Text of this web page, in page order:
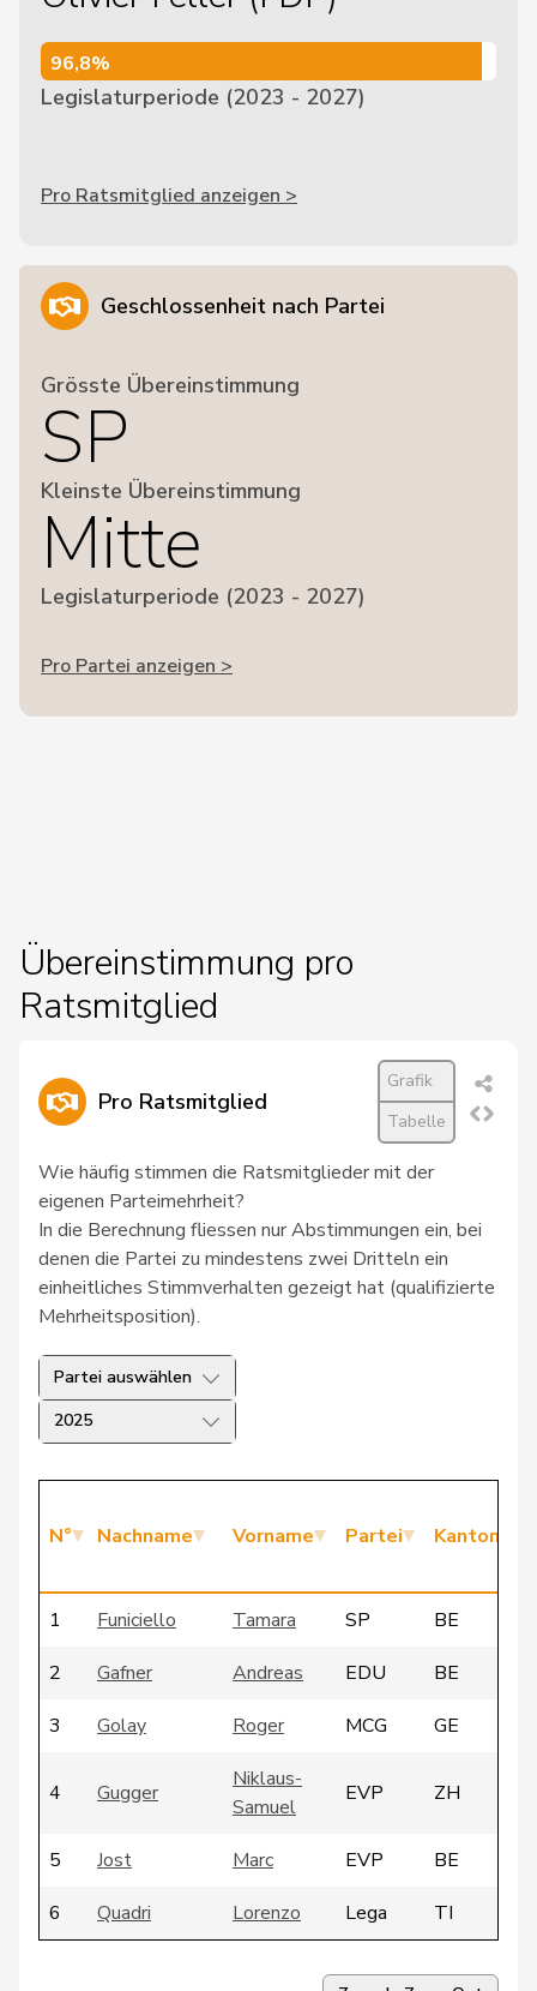
96,8%
96,8%
Legislaturperiode (2023 - 2027)
Pro Ratsmitglied anzeigen >
Geschlossenheit nach Partei
Grösste Übereinstimmung
SP
Kleinste Übereinstimmung
Mitte
Legislaturperiode (2023 - 2027)
Pro Partei anzeigen >
Übereinstimmung pro
Ratsmitglied
Pro Ratsmitglied
Grafik
Tabelle
Wie häufig stimmen die Ratsmitglieder mit der
eigenen Parteimehrheit?
In die Berechnung fliessen nur Abstimmungen ein, bei
denen die Partei zu mindestens zwei Dritteln ein
einheitliches Stimmverhalten gezeigt hat (qualifizierte
Mehrheitsposition).
Partei auswählen
2025
N° Nachname Vorname Partei Kanton
1 Funiciello Tamara SP
BE
2
Gafner Andreas EDU
BE
3
Golay Roger MCG GE
4 Gugger
Niklaus-
Samuel
EVP ZH
5 Jost Marc EVP
BE
6
Quadri Lorenzo Lega
TI